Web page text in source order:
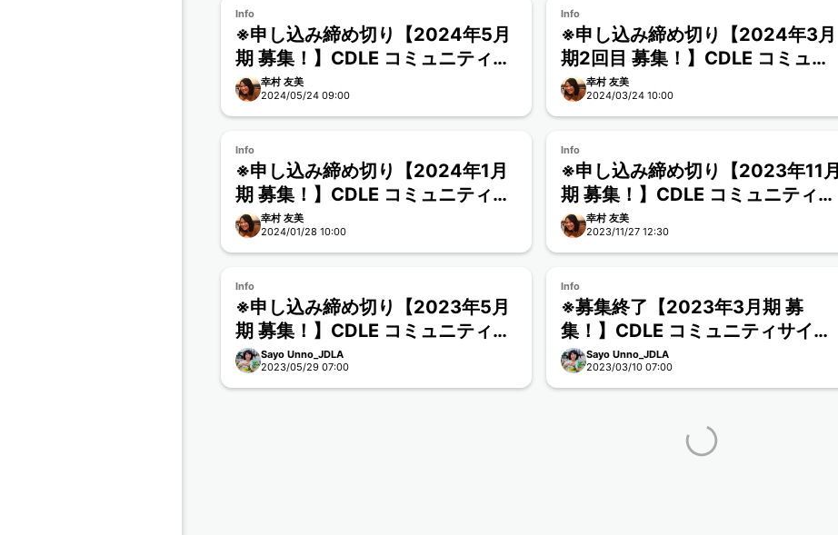
Info
※申し込み締め切り【2024年5月
期 募集！】CDLE コミュニティサ
イト β版 参加要項
幸村 友美
2024/05/24 09:00
Info
※申し込み締め切り【2024年3月
期2回目 募集！】CDLE コミュニ
ティサイト β版 参加要項
幸村 友美
2024/03/24 10:00
Info
※申し込み締め切り【2024年1月
期 募集！】CDLE コミュニティサ
イト β版 参加要項
幸村 友美
2024/01/28 10:00
Info
※申し込み締め切り【2023年11月
期 募集！】CDLE コミュニティサ
イト β版 参加要項
幸村 友美
2023/11/27 12:30
Info
※申し込み締め切り【2023年5月
期 募集！】CDLE コミュニティサ
イト β版 参加要項
Sayo Unno_JDLA
2023/05/29 07:00
Info
※募集終了【2023年3月期 募
集！】CDLE コミュニティサイト
β版 参加要項
Sayo Unno_JDLA
2023/03/10 07:00